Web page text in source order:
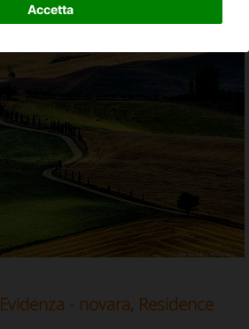
Accetta
Evidenza - novara, Residence